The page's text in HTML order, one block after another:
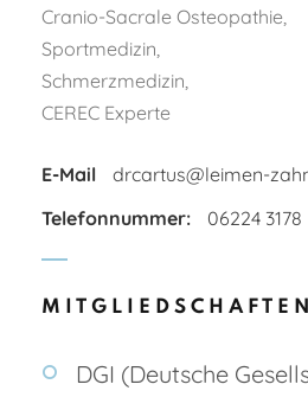
Cranio-Sacrale Osteopathie,
Sportmedizin,
Schmerzmedizin,
CEREC Experte
E-Mail
drcartus@leimen-
Telefonnummer:
06224 3178
MITGLIEDSCHAFTEN
DGI (Deutsche